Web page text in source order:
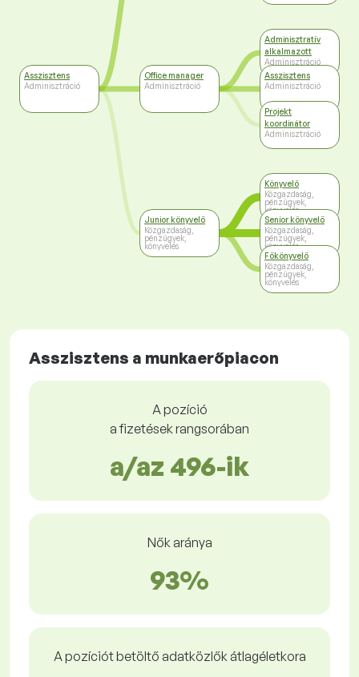
Asszisztens
Adminisztráció
Office manager
Adminisztráció
Junior könyvelő
Közgazdaság,
pénzügyek,
könyvelés
Adminisztratív
alkalmazott
Adminisztráció
Asszisztens
Adminisztráció
Projekt
koordinátor
Adminisztráció
Könyvelő
Közgazdaság,
pénzügyek,
könyvelés
Senior könyvelő
Közgazdaság,
pénzügyek,
könyvelés
Főkönyvelő
Közgazdaság,
pénzügyek,
könyvelés
Asszisztens a munkaerőpiacon
A pozíció
a fizetések rangsorában
a/az 496-ik
Nők aránya
93%
A pozíciót betöltő adatközlők átlagéletkora